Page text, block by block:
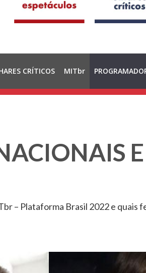
CRÍTICOS MITbr
E
– Plataforma Brasil 2022 e quais